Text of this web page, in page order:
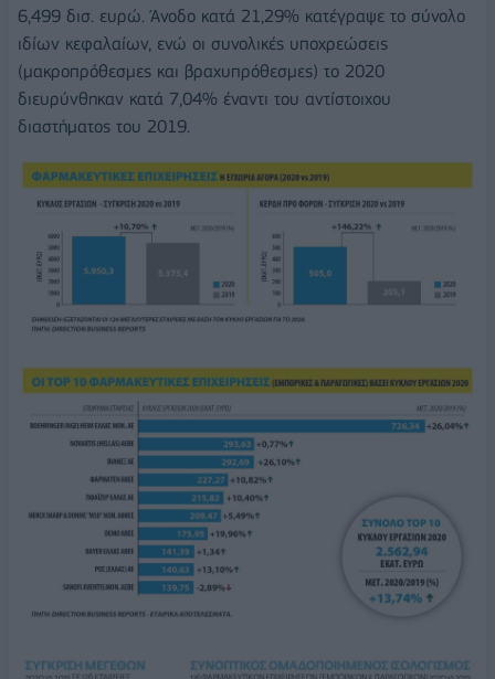
6,499 δισ. ευρώ. Άνοδο κατά 21,29% κατέγραψε το σύνολο
ιδίων κεφαλαίων, ενώ οι συνολικές υποχρεώσεις
(μακροπρόθεσμες και βραχυπρόθεσμες) το 2020
διευρύνθηκαν κατά 7,04% έναντι του αντίστοιχου
διαστήματος του 2019.